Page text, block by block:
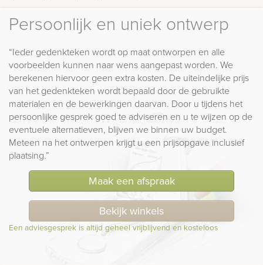
Persoonlijk en uniek ontwerp
“Ieder gedenkteken wordt op maat ontworpen en alle
voorbeelden kunnen naar wens aangepast worden. We
berekenen hiervoor geen extra kosten. De uiteindelijke prijs
van het gedenkteken wordt bepaald door de gebruikte
materialen en de bewerkingen daarvan. Door u tijdens het
persoonlijke gesprek goed te adviseren en u te wijzen op de
eventuele alternatieven, blijven we binnen uw budget.
Meteen na het ontwerpen krijgt u een prijsopgave inclusief
plaatsing.”
Maak een afspraak
Bekijk winkels
Een adviesgesprek is altijd geheel vrijblijvend en kosteloos